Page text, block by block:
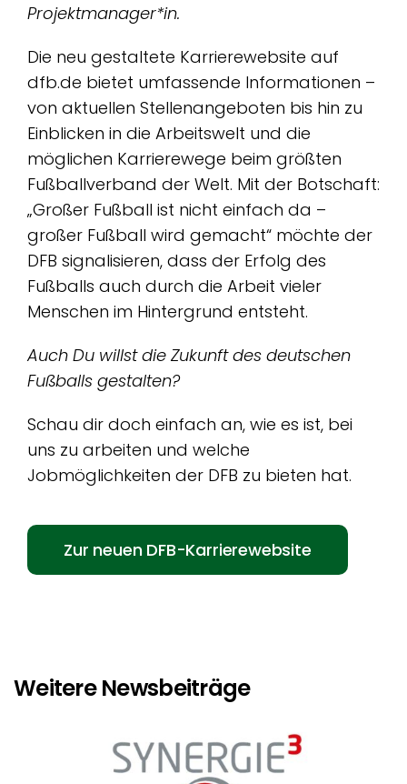
Projektmanager*in.
Die neu gestaltete Karrierewebsite auf
dfb.de bietet umfassende Informationen –
von aktuellen Stellenangeboten bis hin zu
Einblicken in die Arbeitswelt und die
möglichen Karrierewege beim größten
Fußballverband der Welt. Mit der Botschaft:
„Großer Fußball ist nicht einfach da –
großer Fußball wird gemacht“ möchte der
DFB signalisieren, dass der Erfolg des
Fußballs auch durch die Arbeit vieler
Menschen im Hintergrund entsteht.
Auch Du willst die Zukunft des deutschen
Fußballs gestalten?
Schau dir doch einfach an, wie es ist, bei
uns zu arbeiten und welche
Jobmöglichkeiten der DFB zu bieten hat.
Zur neuen DFB-Karrierewebsite
Weitere Newsbeiträge